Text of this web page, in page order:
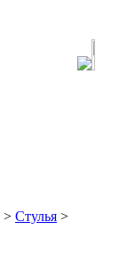
> Стулья >